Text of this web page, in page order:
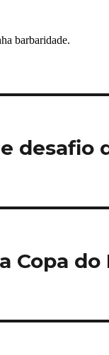
desafio
Copa do